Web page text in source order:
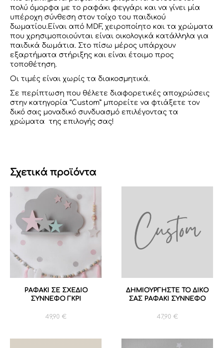
πολύ όμορφα με το ραφάκι φεγγάρι και να γίνει μία
υπέροχη σύνθεση στον τοίχο του παιδικού
δωματίου.Eίναι από MDF, χειροποίητο και τα χρώματα
που χρησιμοποιούνται είναι οικολογικά κατάλληλα για
παιδικά δωμάτια. Στο πίσω μέρος υπάρχουν
εξαρτήματα στήριξης και είναι έτοιμο προς
τοποθέτηση.
Οι τιμές είναι χωρίς τα διακοσμητικά.
Σε περίπτωση που θέλετε διαφορετικές αποχρώσεις
στην κατηγορία “Custom” μπορείτε να φτιάξετε τον
δικό σας μοναδικό συνδυασμό επιλέγοντας τα
χρώματα της επιλογής σας!
Σχετικά προϊόντα
ΡΑΦΑΚΙ ΣΕ ΣΧΕΔΙΟ
ΣΥΝΝΕΦΟ ΓΚΡΙ
49,90 €
ΔΗΜΙΟΥΡΓΗΣΤΕ ΤΟ ΔΙΚΟ
ΣΑΣ ΡΑΦΑΚΙ ΣΥΝΝΕΦΟ
47,90 €